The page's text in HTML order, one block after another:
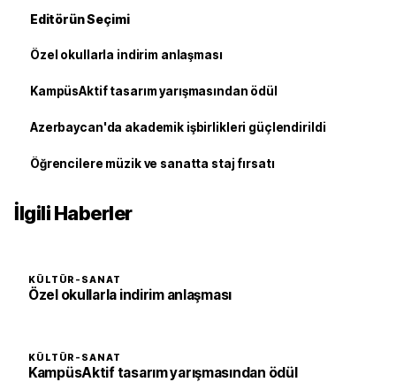
Editörün Seçimi
Özel okullarla indirim anlaşması
KampüsAktif tasarım yarışmasından ödül
Azerbaycan'da akademik işbirlikleri güçlendirildi
Öğrencilere müzik ve sanatta staj fırsatı
İlgili Haberler
KÜLTÜR-SANAT
Özel okullarla indirim anlaşması
KÜLTÜR-SANAT
KampüsAktif tasarım yarışmasından ödül